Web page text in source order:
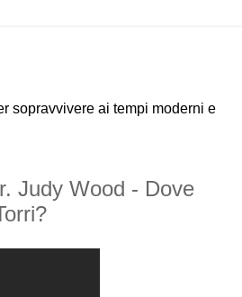
sopravvivere ai tempi moderni e
Judy Wood - Dove